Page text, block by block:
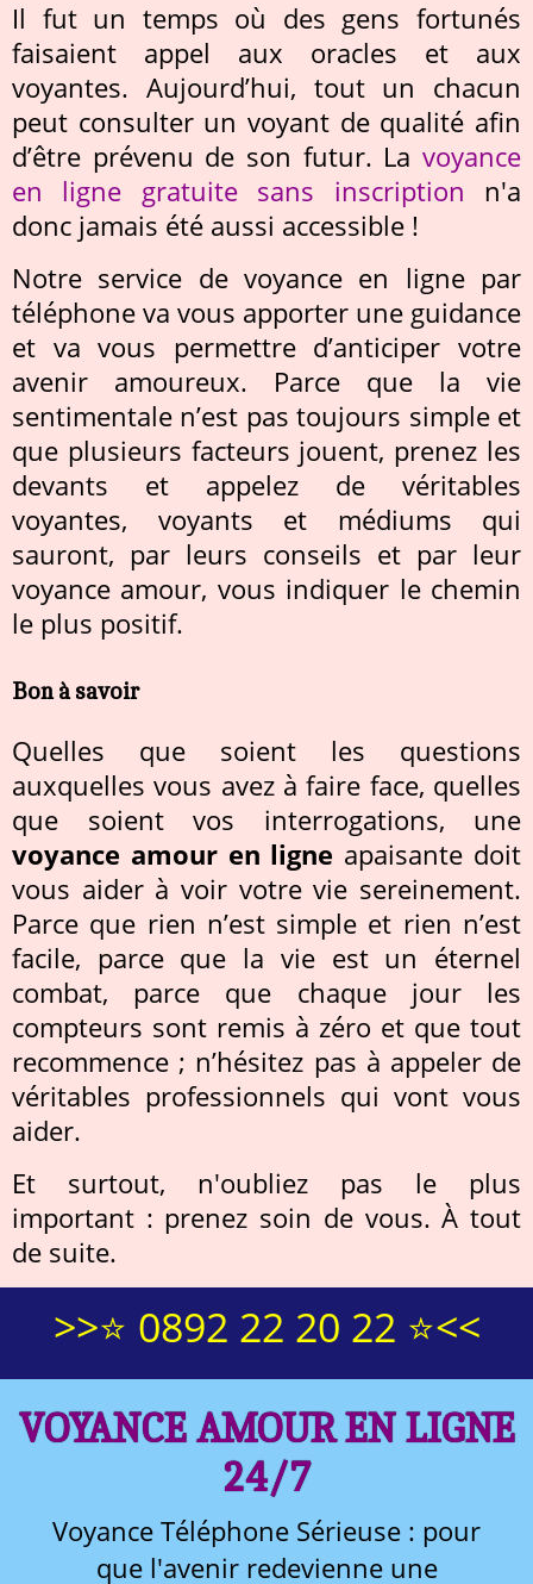
Il fut un temps où des gens fortunés
faisaient appel aux oracles et aux
voyantes. Aujourd’hui, tout un chacun
peut consulter un voyant de qualité afin
d’être prévenu de son futur. La voyance
en ligne gratuite sans inscription n'a
donc jamais été aussi accessible !
Notre service de voyance en ligne par
téléphone va vous apporter une guidance
et va vous permettre d’anticiper votre
avenir amoureux. Parce que la vie
sentimentale n’est pas toujours simple et
que plusieurs facteurs jouent, prenez les
devants et appelez de véritables
voyantes, voyants et médiums qui
sauront, par leurs conseils et par leur
voyance amour, vous indiquer le chemin
le plus positif.
Bon à savoir
Quelles que soient les questions
auxquelles vous avez à faire face, quelles
que soient vos interrogations, une
voyance amour en ligne apaisante doit
vous aider à voir votre vie sereinement.
Parce que rien n’est simple et rien n’est
facile, parce que la vie est un éternel
combat, parce que chaque jour les
compteurs sont remis à zéro et que tout
recommence ; n’hésitez pas à appeler de
véritables professionnels qui vont vous
aider.
Et surtout, n'oubliez pas le plus
important : prenez soin de vous. À tout
de suite.
>>⭐ 0892 22 20 22 ⭐<<
VOYANCE AMOUR EN LIGNE
24/7
Voyance Téléphone Sérieuse : pour
que l'avenir redevienne une